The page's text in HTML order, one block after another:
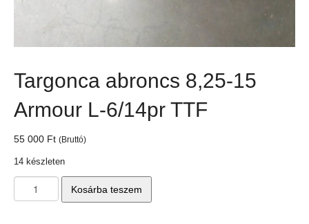
Targonca abroncs 8,25-15
Armour L-6/14pr TTF
55 000 Ft (Bruttó)
14 készleten
abroncs
Kosárba teszem